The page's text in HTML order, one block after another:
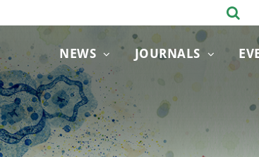
NEWS JOURNALS